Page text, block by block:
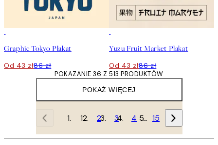
Graphic Tokyo Plakat
Od 43 zł86 zł
Yuzu Fruit Market Plakat
Od 43 zł86 zł
POKAŻ WIĘCEJ
POKAZANIE 36 Z 513 PRODUKTÓW
1 2 3 4 … 15